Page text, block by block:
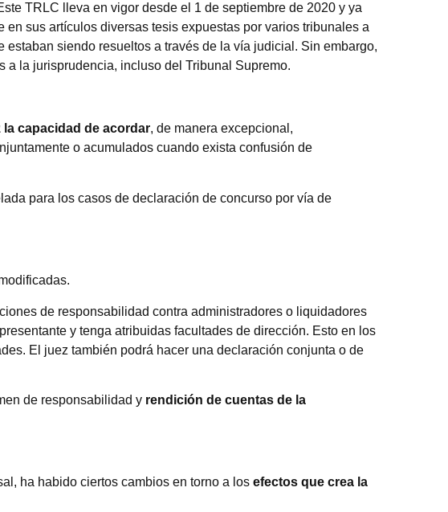
TRLC lleva en vigor desde el 1 de septiembre de 2020 y ya
sus artículos diversas tesis expuestas por varios tribunales a
siendo resueltos a través de la vía judicial. Sin embargo,
a la jurisprudencia, incluso del Tribunal Supremo.
la capacidad de acordar, de manera excepcional,
o acumulados cuando exista confusión de
para los casos de declaración de concurso por vía de
de responsabilidad contra administradores o liquidadores
y tenga atribuidas facultades de dirección. Esto en los
El juez también podrá hacer una declaración conjunta o de
de responsabilidad y rendición de cuentas de la
ha habido ciertos cambios en torno a los efectos que crea la